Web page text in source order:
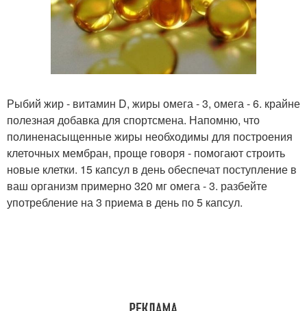
Рыбий жир - витамин D, жиры омега - 3, омега - 6. крайне
полезная добавка для спортсмена. Напомню, что
полиненасыщенные жиры необходимы для построения
клеточных мембран, проще говоря - помогают строить
новые клетки. 15 капсул в день обеспечат поступление в
ваш организм примерно 320 мг омега - 3. разбейте
употребление на 3 приема в день по 5 капсул.